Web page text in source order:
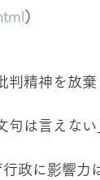
）
精神を放棄
は言えない
政に影響力